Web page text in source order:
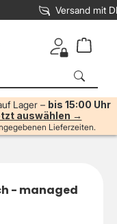
Versand mit
Lager – bis 15:00 Uhr
auswählen →
Lieferzeiten.
- managed